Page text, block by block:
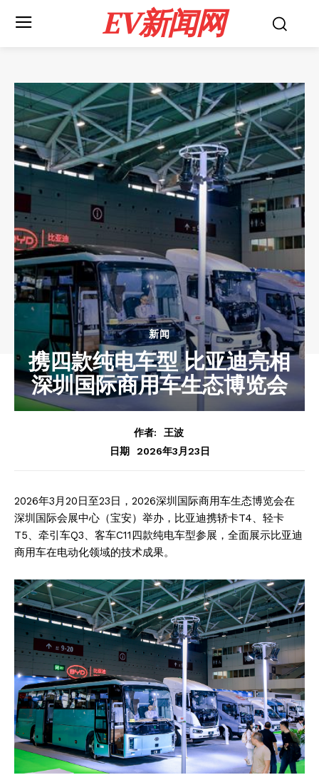
EV新闻网
新闻
携四款纯电车型 比亚迪亮相
深圳国际商用车生态博览会
作者:
王波
日期
2026年3月23日
2026年3月20日至23日，2026深圳国际商用车生态博览会在
深圳国际会展中心（宝安）举办，比亚迪携轿卡T4、轻卡
T5、牵引车Q3、客车C11四款纯电车型参展，全面展示比亚迪
商用车在电动化领域的技术成果。